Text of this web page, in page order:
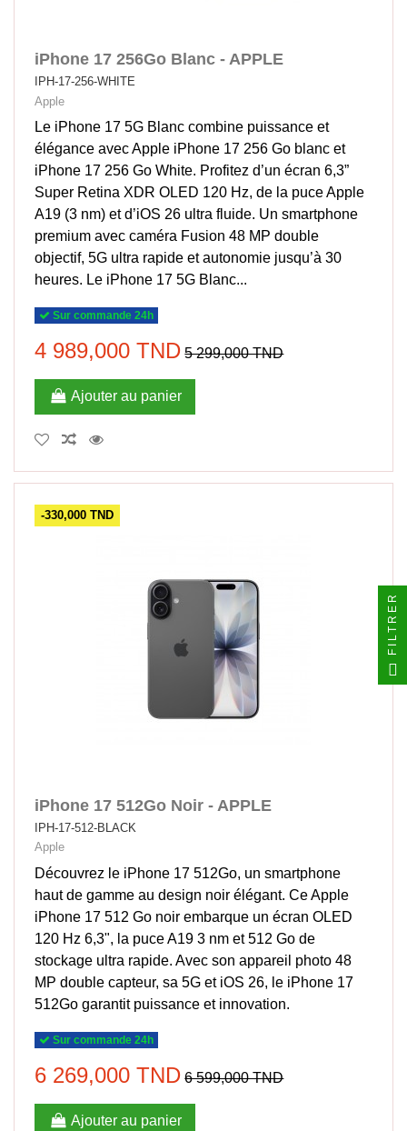
iPhone 17 256Go Blanc - APPLE
IPH-17-256-WHITE
Apple
Le iPhone 17 5G Blanc combine puissance et
élégance avec Apple iPhone 17 256 Go blanc et
iPhone 17 256 Go White. Profitez d’un écran 6,3”
Super Retina XDR OLED 120 Hz, de la puce Apple
A19 (3 nm) et d’iOS 26 ultra fluide. Un smartphone
premium avec caméra Fusion 48 MP double
objectif, 5G ultra rapide et autonomie jusqu’à 30
heures. Le iPhone 17 5G Blanc...
Sur commande 24h
4 989,000 TND 5 299,000 TND
Ajouter au panier
-330,000 TND
iPhone 17 512Go Noir - APPLE
IPH-17-512-BLACK
Apple
Découvrez le iPhone 17 512Go, un smartphone
haut de gamme au design noir élégant. Ce Apple
iPhone 17 512 Go noir embarque un écran OLED
120 Hz 6,3", la puce A19 3 nm et 512 Go de
stockage ultra rapide. Avec son appareil photo 48
MP double capteur, sa 5G et iOS 26, le iPhone 17
512Go garantit puissance et innovation.
Sur commande 24h
6 269,000 TND 6 599,000 TND
Ajouter au panier
FILTRER